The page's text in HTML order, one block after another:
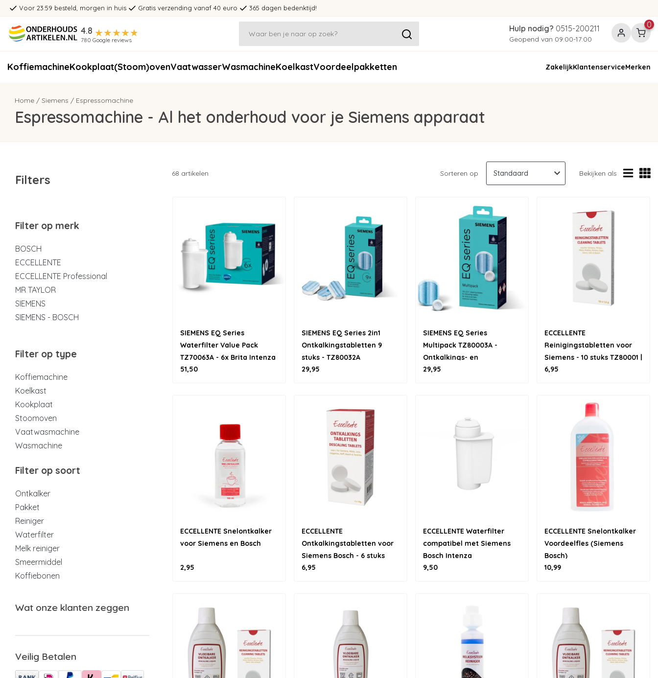
Voor 23:59 besteld, morgen in huis Gratis verzending vanaf 40 euro 365 dagen bedenktijd!
4.8
780 Google reviews
Hulp nodig? 0515-200211
Geopend van 09:00-17:00
0
KoffiemachineKookplaat(Stoom)ovenVaatwasserWasmachineKoelkastVoordeelpakketten ZakelijkKlantenserviceMerken
Home / Siemens / Espressomachine
Espressomachine - Al het onderhoud voor je Siemens apparaat
Filters
Filter op merk
BOSCH
ECCELLENTE
ECCELLENTE Professional
MR TAYLOR
SIEMENS
SIEMENS - BOSCH
Filter op type
Koffiemachine
Koelkast
Kookplaat
Stoomoven
Vaatwasmachine
Wasmachine
Filter op soort
Ontkalker
Pakket
Reiniger
Waterfilter
Melk reiniger
Smeermiddel
Koffiebonen
Wat onze klanten zeggen
Veilig Betalen
68 artikelen Sorteren op Bekijken als
SIEMENS EQ Series
Waterfilter Value Pack
TZ70063A - 6x Brita Intenza
filter
51,50
SIEMENS EQ Series 2in1
Ontkalkingstabletten 9
stuks - TZ80032A
29,95
SIEMENS EQ Series
Multipack TZ80003A -
Ontkalkings- en
reinigingstabletten
29,95
ECCELLENTE
Reinigingstabletten voor
Siemens - 10 stuks TZ80001 |
TZ60001
6,95
ECCELLENTE Snelontkalker
voor Siemens en Bosch
2,95
ECCELLENTE
Ontkalkingstabletten voor
Siemens Bosch - 6 stuks
6,95
ECCELLENTE Waterfilter
compatibel met Siemens
Bosch Intenza
9,50
ECCELLENTE Snelontkalker
Voordeelfles (Siemens
Bosch)
10,99